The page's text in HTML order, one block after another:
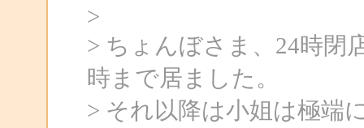
>
> ちょんぼさま、24時閉
時まで居ました。
> それ以降は小姐は極端